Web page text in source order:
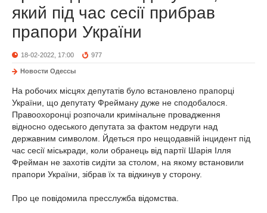
який під час сесії прибрав
прапори України
18-02-2022, 17:00 977
Новости Одессы
На робочих місцях депутатів було встановлено прапорці
України, що депутату Фрейману дуже не сподобалося.
Правоохоронці розпочали кримінальне провадження
відносно одеського депутата за фактом недруги над
державним символом. Йдеться про нещодавній інцидент під
час сесії міськради, коли обранець від партії Шарія Ілля
Фрейман не захотів сидіти за столом, на якому встановили
прапори України, зібрав їх та відкинув у сторону.
Про це повідомила пресслужба відомства.